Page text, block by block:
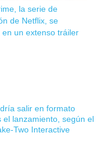
la serie de
de Netflix, se
en un extenso tráiler
salir en formato
el lanzamiento, según el
Two Interactive